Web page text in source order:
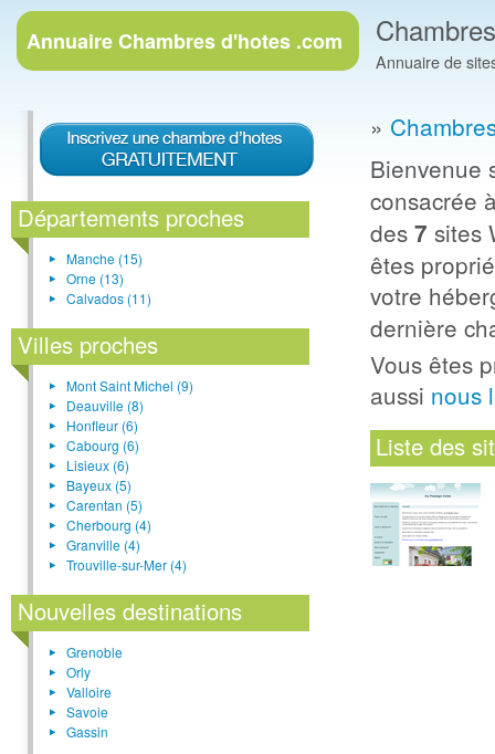
AnnuaireChambres d'hotes .com
Annuaire de
»
Bienvenue
consacrée
des 7 sites
êtes
votre
dernière
Vous êtes
aussi nous
Liste des
Départements proches
Manche (15)
Orne (13)
Calvados (11)
Villes proches
Mont Saint Michel (9)
Deauville (8)
Honfleur (6)
Cabourg (6)
Lisieux (6)
Bayeux (5)
Carentan (5)
Cherbourg (4)
Granville (4)
Trouville-sur-Mer (4)
Nouvelles destinations
Grenoble
Orly
Valloire
Savoie
Gassin